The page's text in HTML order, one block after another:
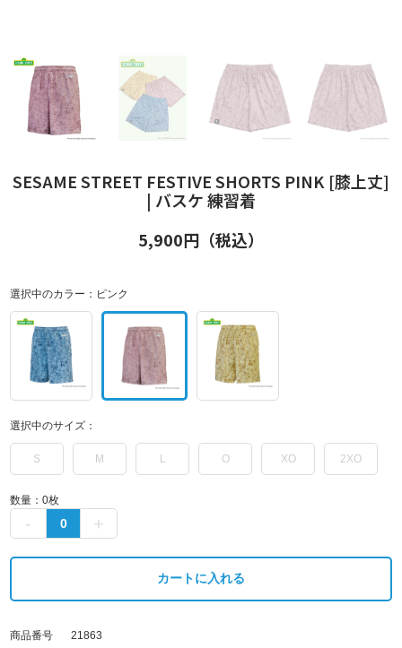
SESAME STREET FESTIVE SHORTS PINK [膝上丈]
| バスケ 練習着
5,900円（税込）
選択中のカラー： ピンク
選択中のサイズ：
S M L O XO 2XO
数量：0枚
カートに入れる
商品番号
21863